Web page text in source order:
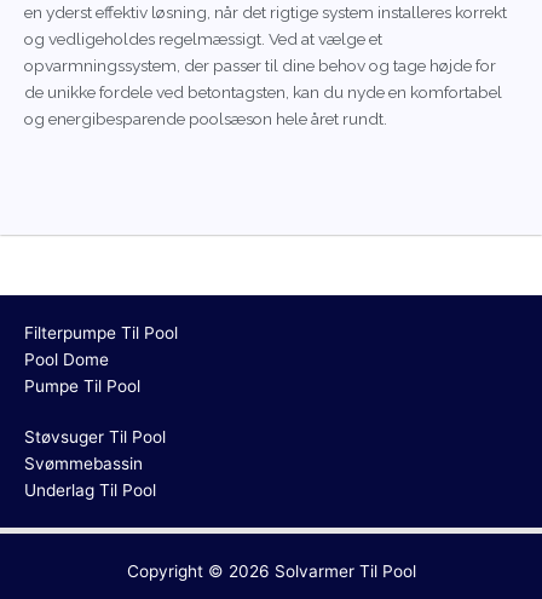
en yderst effektiv løsning, når det rigtige system installeres korrekt
og vedligeholdes regelmæssigt. Ved at vælge et
opvarmningssystem, der passer til dine behov og tage højde for
de unikke fordele ved betontagsten, kan du nyde en komfortabel
og energibesparende poolsæson hele året rundt.
Filterpumpe Til Pool
Pool Dome
Pumpe Til Pool
Støvsuger Til Pool
Svømmebassin
Underlag Til Pool
Copyright © 2026 Solvarmer Til Pool